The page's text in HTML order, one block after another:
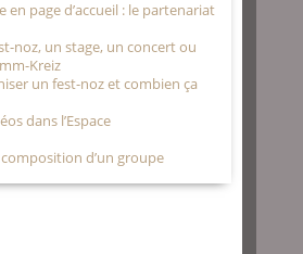
en page d’accueil : le partenariat
noz, un stage, un concert ou
Kreiz
un fest-noz et combien ça
dans l’Espace
d’un groupe